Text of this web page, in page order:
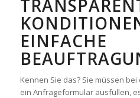
EINFACHE
Kennen Sie das? Sie müssen
ein Anfrageformular ausfüllen,